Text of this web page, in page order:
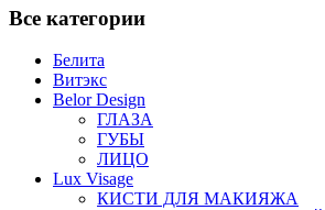
Все категории
Белита
Витэкс
Belor Design
ГЛАЗА
ГУБЫ
ЛИЦО
Lux Visage
КИСТИ ДЛЯ МАКИЯЖА